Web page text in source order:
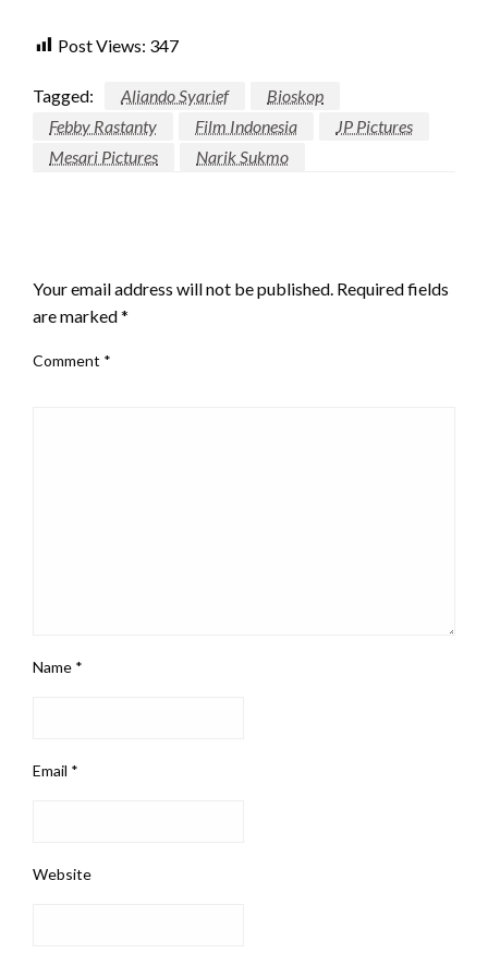
Post Views: 347
Tagged: Aliando Syarief
Bioskop
Febby Rastanty
Film Indonesia
JP Pictures
Mesari Pictures
Narik Sukmo
Your email address will not be published. Required fields
are marked*
Comment *
Name *
Email *
Website